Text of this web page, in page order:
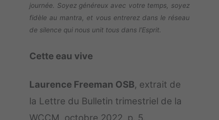
journée. Soyez généreux avec votre temps, soyez
fidèle au mantra, et vous entrerez dans le réseau
de silence qui nous unit tous dans l’Esprit.
Cette eau vive
Laurence Freeman OSB, extrait de
la Lettre du Bulletin trimestriel de la